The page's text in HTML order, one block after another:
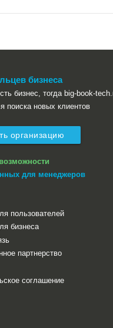
бизнеса
бизнес, тогда big-book-
поиска новых клиентов
организацию
для менеджеров
пользователей
бизнеса
партнерство
соглашение